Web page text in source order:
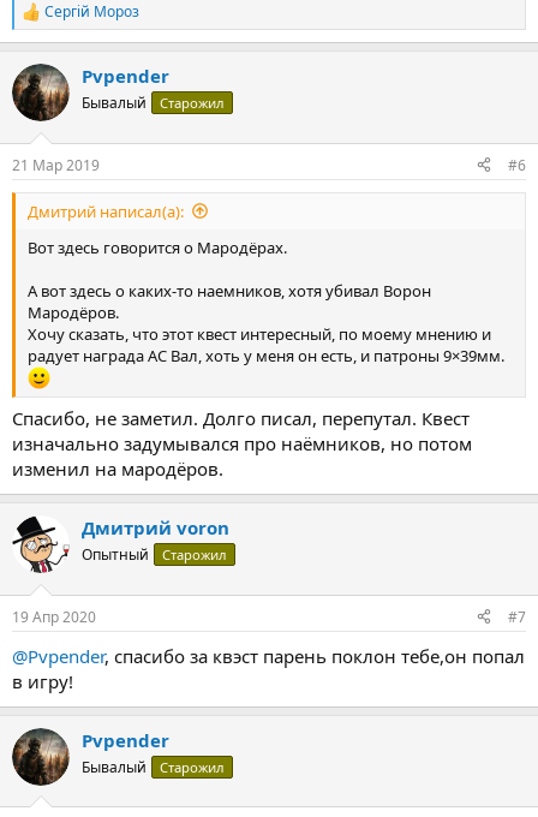
Р
е
к
ц
и
Сергій Мороз
Pvpender
Бывалый Старожил
21 Мар 2019 #6
Дмитрий написал(а):
Вот здесь говорится о Мародёрах.
А вот здесь о каких-то наемников, хотя убивал Ворон
Мародёров.
Хочу сказать, что этот квест интересный, по моему мнению и
радует награда АС Вал, хоть у меня он есть, и патроны 9×39мм.
Спасибо, не заметил. Долго писал, перепутал. Квест
изначально задумывался про наёмников, но потом
изменил на мародёров.
Дмитрий voron
Опытный Старожил
19 Апр 2020 #7
@Pvpender, спасибо за квэст парень поклон тебе,он попал
в игру!
Pvpender
Бывалый Старожил